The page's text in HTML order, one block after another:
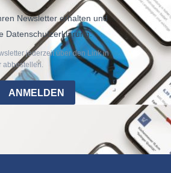
Newsletter erhalten und
Datenschutzerklärung.
jederzeit über den Link in
abbestellen.
ANMELDEN